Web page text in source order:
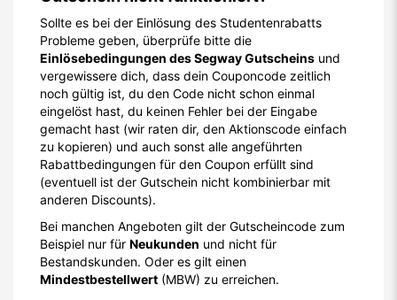
Sollte es bei der Einlösung des Studentenrabatts
Probleme geben, überprüfe bitte die
Einlösebedingungen des Segway Gutscheins und
vergewissere dich, dass dein Couponcode zeitlich
noch gültig ist, du den Code nicht schon einmal
eingelöst hast, du keinen Fehler bei der Eingabe
gemacht hast (wir raten dir, den Aktionscode einfach
zu kopieren) und auch sonst alle angeführten
Rabattbedingungen für den Coupon erfüllt sind
(eventuell ist der Gutschein nicht kombinierbar mit
anderen Discounts).
Bei manchen Angeboten gilt der Gutscheincode zum
Beispiel nur für Neukunden und nicht für
Bestandskunden. Oder es gilt einen
Mindestbestellwert (MBW) zu erreichen.